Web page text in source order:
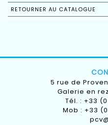
RETOURNER AU CATALOGUE
5 rue de
Galerie en
Tél. : +33
Mob : +33